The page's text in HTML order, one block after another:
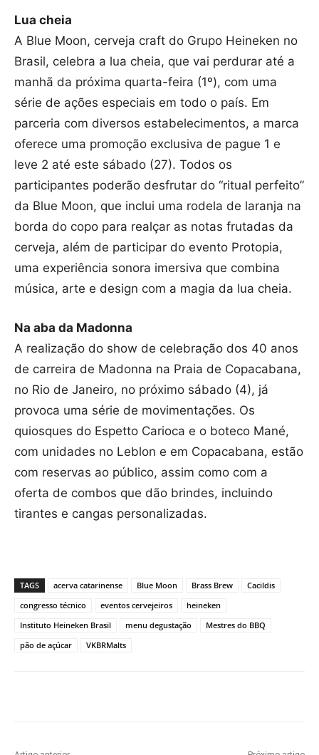
Lua cheia
A Blue Moon, cerveja craft do Grupo Heineken no
Brasil, celebra a lua cheia, que vai perdurar até a
manhã da próxima quarta-feira (1º), com uma
série de ações especiais em todo o país. Em
parceria com diversos estabelecimentos, a marca
oferece uma promoção exclusiva de pague 1 e
leve 2 até este sábado (27). Todos os
participantes poderão desfrutar do “ritual perfeito”
da Blue Moon, que inclui uma rodela de laranja na
borda do copo para realçar as notas frutadas da
cerveja, além de participar do evento Protopia,
uma experiência sonora imersiva que combina
música, arte e design com a magia da lua cheia.
Na aba da Madonna
A realização do show de celebração dos 40 anos
de carreira de Madonna na Praia de Copacabana,
no Rio de Janeiro, no próximo sábado (4), já
provoca uma série de movimentações. Os
quiosques do Espetto Carioca e o boteco Mané,
com unidades no Leblon e em Copacabana, estão
com reservas ao público, assim como com a
oferta de combos que dão brindes, incluindo
tirantes e cangas personalizadas.
TAGS acerva catarinense Blue Moon Brass Brew
Cacildis
congresso técnico
eventos cervejeiros
heineken
Instituto Heineken Brasil
menu degustação
Mestres do BBQ
pão de açúcar
VKBRMalts